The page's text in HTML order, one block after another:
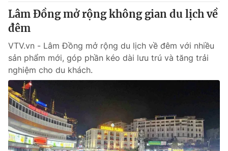
Chuyên mục
Chính trị
Xã hội
Pháp luật
Y tế
Thế giới
Lâm Đồng mở rộng không gian du lịch về
đêm
VTV.vn - Lâm Đồng mở rộng du lịch về đêm với nhiều
sản phẩm mới, góp phần kéo dài lưu trú và tăng trải
nghiệm cho du khách.